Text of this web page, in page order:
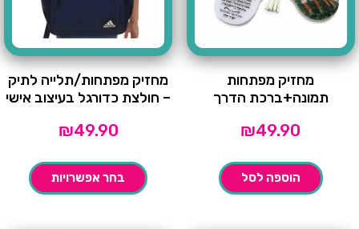
מחזיק מפתחות
תמונה+ברכת הדרך
₪49.90
הוספה לסל
מחזיק מפתחות/תלייה לתיק
– חולצת כדורגל בעיצוב אישי
₪49.90
בחר אפשרויות